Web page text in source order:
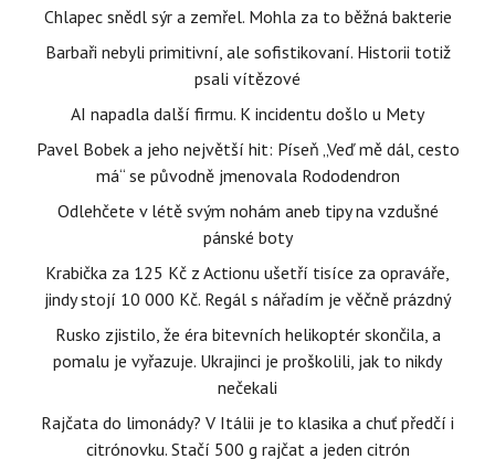
Chlapec snědl sýr a zemřel. Mohla za to běžná bakterie
Barbaři nebyli primitivní, ale sofistikovaní. Historii totiž
psali vítězové
AI napadla další firmu. K incidentu došlo u Mety
Pavel Bobek a jeho největší hit: Píseň „Veď mě dál, cesto
má“ se původně jmenovala Rododendron
Odlehčete v létě svým nohám aneb tipy na vzdušné
pánské boty
Krabička za 125 Kč z Actionu ušetří tisíce za opraváře,
jindy stojí 10 000 Kč. Regál s nářadím je věčně prázdný
Rusko zjistilo, že éra bitevních helikoptér skončila, a
pomalu je vyřazuje. Ukrajinci je proškolili, jak to nikdy
nečekali
Rajčata do limonády? V Itálii je to klasika a chuť předčí i
citrónovku. Stačí 500 g rajčat a jeden citrón